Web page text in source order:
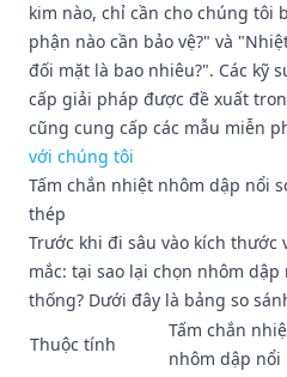
kim nào, chỉ cần cho chúng
phận nào cần bảo vệ?" và
đối mặt là bao nhiêu?". Các kỹ
cấp giải pháp được đề xuất
cũng cung cấp các mẫu miễn
với chúng tôi
Tấm chắn nhiệt nhôm dập nổi
thép
Trước khi đi sâu vào kích thước
mắc: tại sao lại chọn nhôm
thống? Dưới đây là bảng so
Thuộc tính
Tấm chắn
nhôm dập nổi